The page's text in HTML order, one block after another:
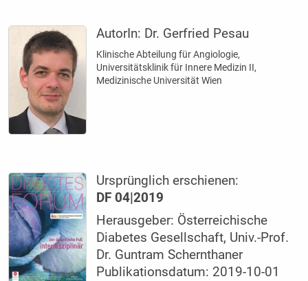
AutorIn: Dr. Gerfried Pesau
Klinische Abteilung für Angiologie,
Universitätsklinik für Innere Medizin II,
Medizinische Universität Wien
Ursprünglich erschienen:
DF 04|2019
Herausgeber: Österreichische
Diabetes Gesellschaft, Univ.-Prof.
Dr. Guntram Schernthaner
Publikationsdatum: 2019-10-01